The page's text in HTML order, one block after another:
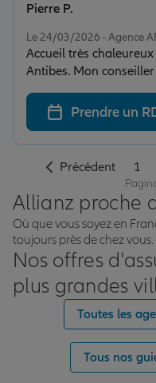
Le 24/03/2026 - Agence
Accueil très
Antibes. Mon
et très efficace.
géré désormais par
vivement.
Pierre P.
Prendre un
Précédent 1
Allianz proche
Où que vous soyez en
toujours près de chez vous.
Nos offres
plus grandes
Toutes les
Tous nos